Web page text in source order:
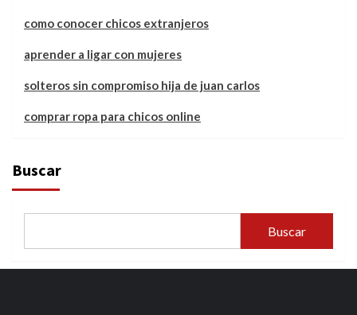
como conocer chicos extranjeros
aprender a ligar con mujeres
solteros sin compromiso hija de juan carlos
comprar ropa para chicos online
Buscar
Buscar